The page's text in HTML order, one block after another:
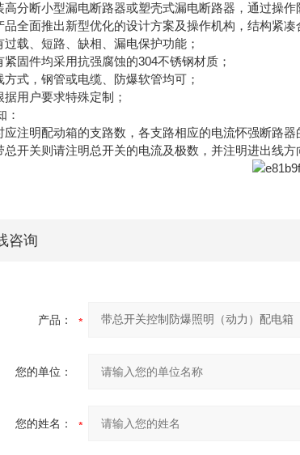
高分断小型漏电断路器或塑壳式漏电断路器，通过操作
品全面推出新型优化的设计方案及操作机构，结构紧
过载、短路、缺相、漏电保护功能；
紧固件均采用抗强腐蚀的304不锈钢材质；
方式，钢管或电缆、防爆软管均可；
据用户要求特殊定制；
：
应注明配动箱的支路数，各支路相应的电流怀强断路
总开关则请注明总开关的电流及极数，并注明进出线方
咨询
产品：
您的单位：
您的姓名：